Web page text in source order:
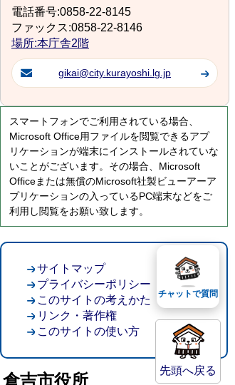
電話番号:0858-22-8145
ファックス:0858-22-8146
場所:本庁舎2階
gikai@city.kurayoshi.lg.jp
スマートフォンでご利用されている場合、
Microsoft Office用ファイルを閲覧できるアプ
リケーションが端末にインストールされていな
いことがございます。その場合、Microsoft
Officeまたは無償のMicrosoft社製ビューアーア
プリケーションの入っているPC端末などをご
利用し閲覧をお願い致します。
先頭へ戻る
サイトマップ
プライバシーポリシー
このサイトの考えかた
リンク・著作権
このサイトの使い方
倉吉市役所
チャットで質問